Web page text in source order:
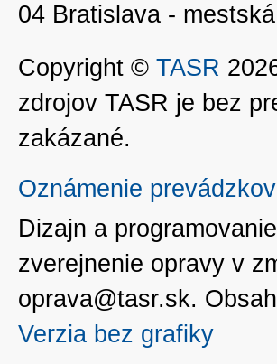
04 Bratislava -
Copyright © TASR
zdrojov TASR je bez
zakázané.
Oznámenie
Dizajn a
zverejnenie opravy v
oprava@tasr.sk.
Verzia bez grafiky